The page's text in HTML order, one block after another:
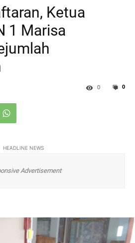
Ketua
1 Marisa
0
0
HEADLINE NEWS
Advertisement